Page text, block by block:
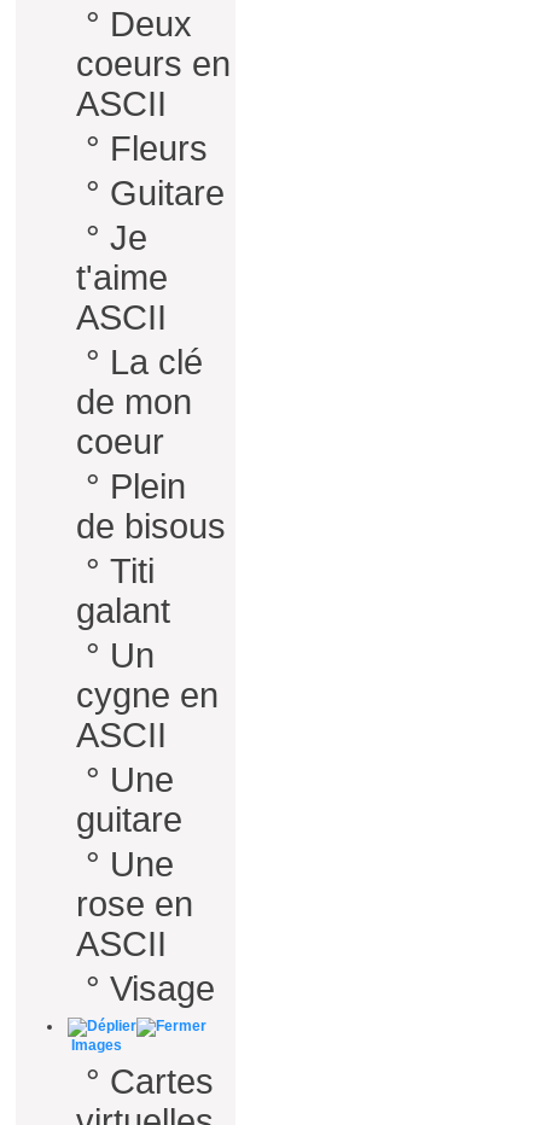
° Deux
coeurs en
ASCII
° Fleurs
° Guitare
° Je
t'aime
ASCII
° La clé
de mon
coeur
° Plein
de bisous
° Titi
galant
° Un
cygne en
ASCII
° Une
guitare
° Une
rose en
ASCII
° Visage
Images
° Cartes